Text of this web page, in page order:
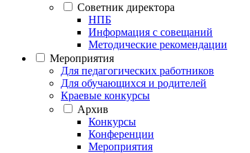
Советник директора
НПБ
Информация с совещаний
Методические рекомендации
Мероприятия
Для педагогических работников
Для обучающихся и родителей
Краевые конкурсы
Архив
Конкурсы
Конференции
Мероприятия